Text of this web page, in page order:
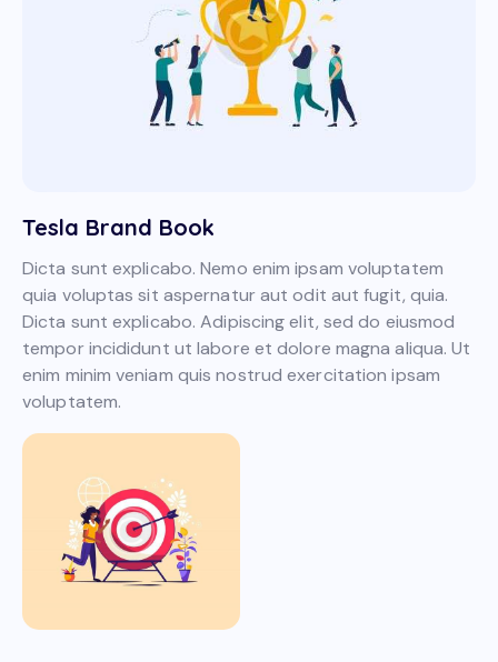
Tesla Brand Book
Dicta sunt explicabo. Nemo enim ipsam voluptatem
quia voluptas sit aspernatur aut odit aut fugit, quia.
Dicta sunt explicabo. Adipiscing elit, sed do eiusmod
tempor incididunt ut labore et dolore magna aliqua. Ut
enim minim veniam quis nostrud exercitation ipsam
voluptatem.